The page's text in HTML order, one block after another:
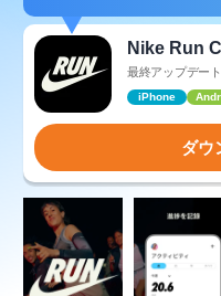
Nike Run
最終アップデー
iPhone
ダウ